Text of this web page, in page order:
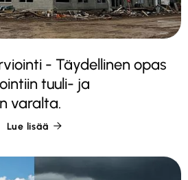
- Täydellinen opas
tuuli- ja
varalta.
Lue lisää 